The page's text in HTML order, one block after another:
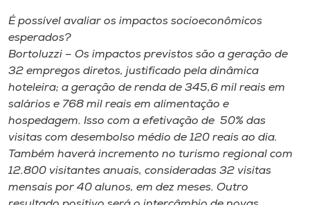
É possível avaliar os impactos socioeconômicos
esperados?
Bortoluzzi – Os impactos previstos são a geração de
32 empregos diretos, justificado pela dinâmica
hoteleira; a geração de renda de 345,6 mil reais em
salários e 768 mil reais em alimentação e
hospedagem. Isso com a efetivação de 50% das
visitas com desembolso médio de 120 reais ao dia.
Também haverá incremento no turismo regional com
12.800 visitantes anuais, consideradas 32 visitas
mensais por 40 alunos, em dez meses. Outro